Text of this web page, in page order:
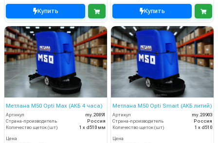
Купить Купить
Метлана М50 Opti Max (АКБ 4 часа)
Артикул
my.20891
Страна-производитель
Россия
Количество щеток (шт)
1 х d510 мм
Цена
Метлана М50 Opti Smart (АКБ литий)
Артикул
my.20903
Страна-производитель
Россия
Количество щеток (шт)
1 х d510
Цена